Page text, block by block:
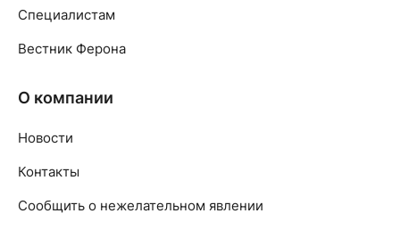
Специалистам
Вестник Ферона
О компании
Новости
Контакты
Сообщить о нежелательном явлении